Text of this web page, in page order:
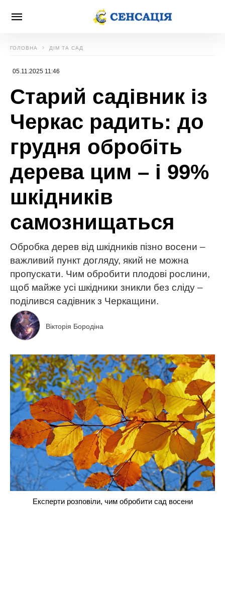
ГОЛОВНА ДІМ ТА САД
05.11.2025 11:46
Старий садівник із
Черкас радить: до
грудня обробіть
дерева цим – і 99%
шкідників
самознищаться
Обробка дерев від шкідників пізно восени –
важливий пункт догляду, який не можна
пропускати. Чим обробити плодові рослини,
щоб майже усі шкідники зникли без сліду –
поділився садівник з Черкащини.
Вікторія Бородіна
Експерти розповіли, чим обробити сад восени